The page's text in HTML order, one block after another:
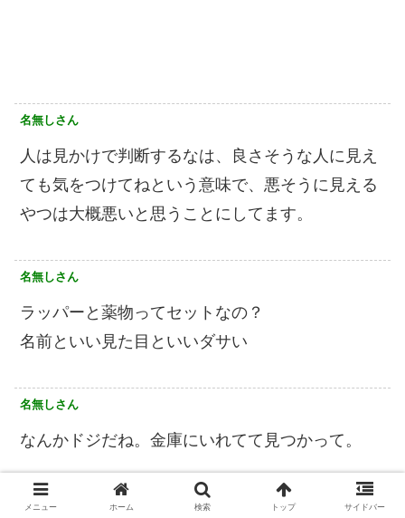
名無しさん
人は見かけで判断するなは、良さそうな人に見え
ても気をつけてねという意味で、悪そうに見える
やつは大概悪いと思うことにしてます。
名無しさん
ラッパーと薬物ってセットなの？
名前といい見た目といいダサい
名無しさん
なんかドジだね。金庫にいれてて見つかって。
名無しさん
メニュー ホーム 検索 トップ サイドバー